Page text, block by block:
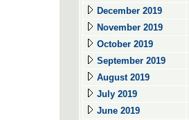
December 2019
November 2019
October 2019
September 2019
August 2019
July 2019
June 2019